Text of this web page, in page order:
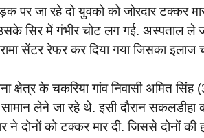
पर जा रहे दो युवको को जोरदार टक्कर
सिर में गंभीर चोट लग गई. अस्पताल ले
सेंटर रेफर कर दिया गया जिसका इलाज
क्षेत्र के चकरिया गांव निवासी अमित
लेने जा रहे थे. इसी दौरान
दोनों को टक्कर मार दी. जिससे दोनों की